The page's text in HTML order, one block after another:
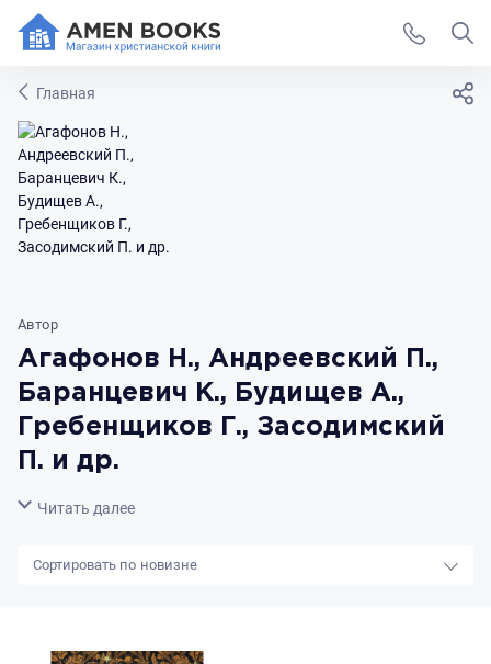
Главная
Автор
Агафонов Н., Андреевский П.,
Баранцевич К., Будищев А.,
Гребенщиков Г., Засодимский
П. и др.
Свернуть
Читать далее
новизне